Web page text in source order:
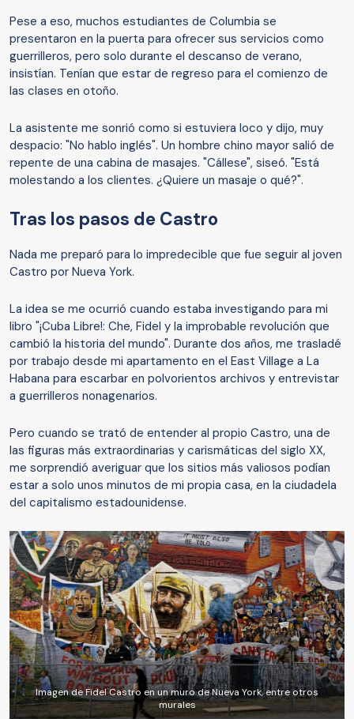
Pese a eso, muchos estudiantes de Columbia se
presentaron en la puerta para ofrecer sus servicios como
guerrilleros, pero solo durante el descanso de verano,
insistían. Tenían que estar de regreso para el comienzo de
las clases en otoño.
La asistente me sonrió como si estuviera loco y dijo, muy
despacio: "No hablo inglés". Un hombre chino mayor salió de
repente de una cabina de masajes. "Cállese", siseó. "Está
molestando a los clientes. ¿Quiere un masaje o qué?".
Tras los pasos de Castro
Nada me preparó para lo impredecible que fue seguir al joven
Castro por Nueva York.
La idea se me ocurrió cuando estaba investigando para mi
libro "¡Cuba Libre!: Che, Fidel y la improbable revolución que
cambió la historia del mundo". Durante dos años, me trasladé
por trabajo desde mi apartamento en el East Village a La
Habana para escarbar en polvorientos archivos y entrevistar
a guerrilleros nonagenarios.
Pero cuando se trató de entender al propio Castro, una de
las figuras más extraordinarias y carismáticas del siglo XX,
me sorprendió averiguar que los sitios más valiosos podían
estar a solo unos minutos de mi propia casa, en la ciudadela
del capitalismo estadounidense.
Imagen de Fidel Castro en un muro de Nueva York, entre otros
murales